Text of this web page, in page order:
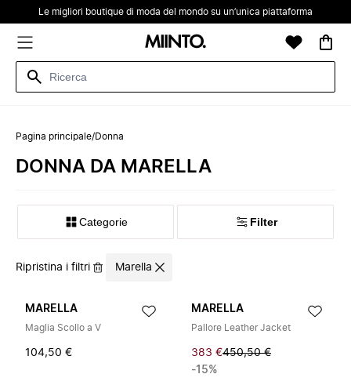
Le migliori boutique di moda del mondo su un’unica piattaforma
Pagina principale/Donna
DONNA DA MARELLA
Categorie Filter
Ripristina i filtri Marella
MARELLA
Maglia Scollo a V
104,50 €
MARELLA
Pallore Leather Jacket
383 €450,50 €
-15%